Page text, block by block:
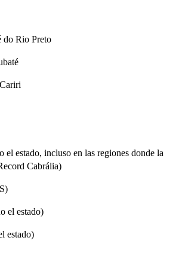
do Rio Preto
el estado, incluso en las regiones donde la
Cabrália)
el estado)
estado)